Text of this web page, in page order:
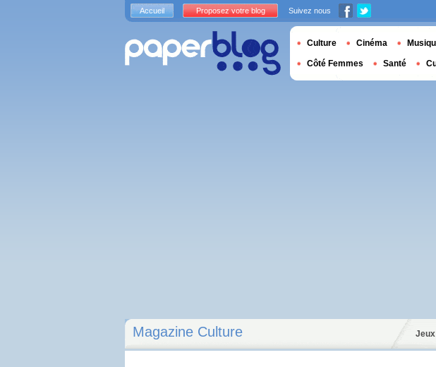
Magazine Culture Jeux
Accueil Proposez votre blog Suivez nous
Culture Cinéma
Côté Femmes Santé